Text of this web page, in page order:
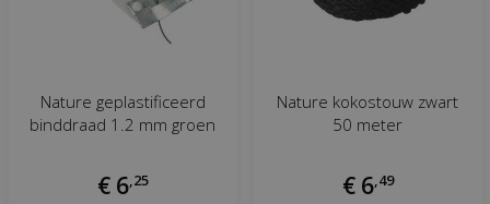
Nature geplastificeerd
binddraad 1.2 mm groen
€ 6,25
Nature kokostouw zwart
50 meter
€ 6,49